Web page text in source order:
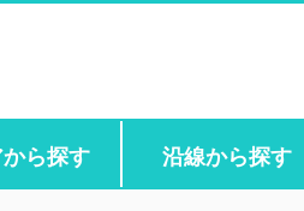
ら探す 沿線から探す